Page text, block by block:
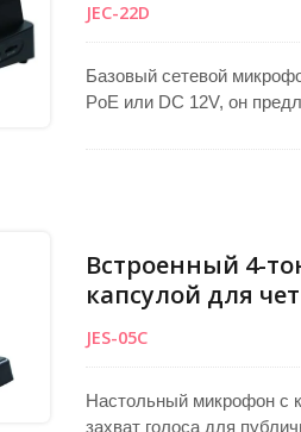
JEC-22D
Базовый сетевой
PoE или DC 12V, он
для встреч и вещания, он
Встроенный 4-
капсулой для
JES-05C
Настольный микрофон с
захват голоса для